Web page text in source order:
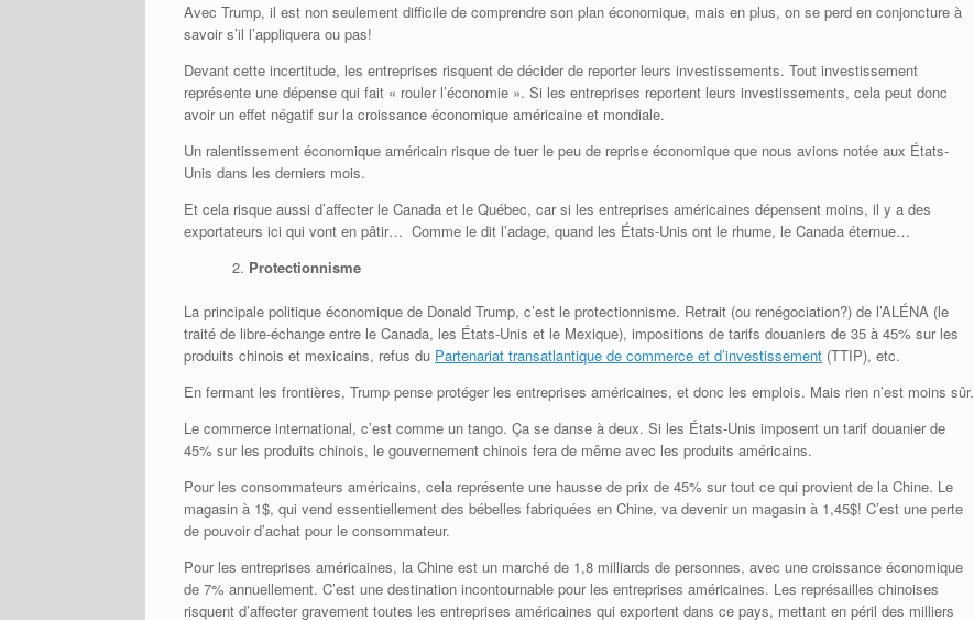
Avec Trump, il est non seulement difficile de comprendre son plan économique, mais en plus, on se perd en conjoncture à
savoir s’il l’appliquera ou pas!
Devant cette incertitude, les entreprises risquent de décider de reporter leurs investissements. Tout investissement
représente une dépense qui fait « rouler l’économie ». Si les entreprises reportent leurs investissements, cela peut donc
avoir un effet négatif sur la croissance économique américaine et mondiale.
Un ralentissement économique américain risque de tuer le peu de reprise économique que nous avions notée aux États-
Unis dans les derniers mois.
Et cela risque aussi d’affecter le Canada et le Québec, car si les entreprises américaines dépensent moins, il y a des
exportateurs ici qui vont en pâtir… Comme le dit l’adage, quand les États-Unis ont le rhume, le Canada éternue…
Protectionnisme
La principale politique économique de Donald Trump, c’est le protectionnisme. Retrait (ou renégociation?) de l’ALÉNA (le
traité de libre-échange entre le Canada, les États-Unis et le Mexique), impositions de tarifs douaniers de 35 à 45% sur les
produits chinois et mexicains, refus du Partenariat transatlantique de commerce et d’investissement (TTIP), etc.
En fermant les frontières, Trump pense protéger les entreprises américaines, et donc les emplois. Mais rien n’est moins sûr.
Le commerce international, c’est comme un tango. Ça se danse à deux. Si les États-Unis imposent un tarif douanier de
45% sur les produits chinois, le gouvernement chinois fera de même avec les produits américains.
Pour les consommateurs américains, cela représente une hausse de prix de 45% sur tout ce qui provient de la Chine. Le
magasin à 1$, qui vend essentiellement des bébelles fabriquées en Chine, va devenir un magasin à 1,45$! C’est une perte
de pouvoir d’achat pour le consommateur.
Pour les entreprises américaines, la Chine est un marché de 1,8 milliards de personnes, avec une croissance économique
de 7% annuellement. C’est une destination incontournable pour les entreprises américaines. Les représailles chinoises
risquent d’affecter gravement toutes les entreprises américaines qui exportent dans ce pays, mettant en péril des milliers